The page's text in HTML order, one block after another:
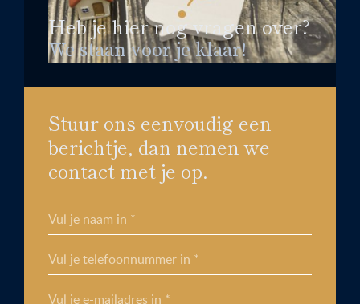
Heb je hier nog vragen over?
We staan voor je klaar!
Stuur ons eenvoudig een
berichtje, dan nemen we
contact met je op.
Vul je naam in *
Vul je telefoonnummer in *
Vul je e-mailadres in *